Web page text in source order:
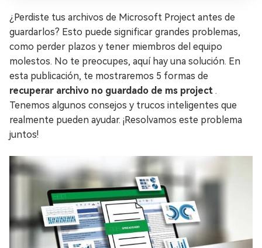
¿Perdiste tus archivos de Microsoft Project antes de
guardarlos? Esto puede significar grandes problemas,
como perder plazos y tener miembros del equipo
molestos. No te preocupes, aquí hay una solución. En
esta publicación, te mostraremos 5 formas de
recuperar archivo no guardado de ms project .
Tenemos algunos consejos y trucos inteligentes que
realmente pueden ayudar. ¡Resolvamos este problema
juntos!